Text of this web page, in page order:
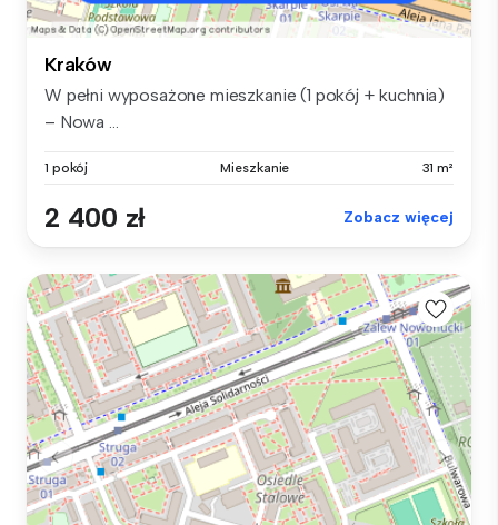
Kraków
W pełni wyposażone mieszkanie (1 pokój + kuchnia)
– Nowa ...
1 pokój Mieszkanie 31 m²
2 400 zł Zobacz więcej